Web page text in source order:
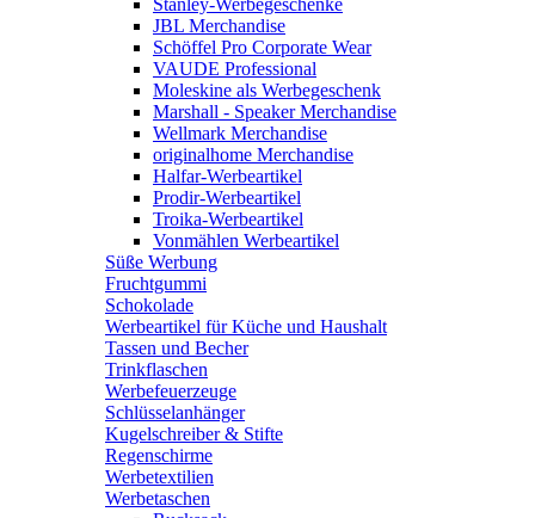
Stanley-Werbegeschenke
JBL Merchandise
Schöffel Pro Corporate Wear
VAUDE Professional
Moleskine als Werbegeschenk
Marshall - Speaker Merchandise
Wellmark Merchandise
originalhome Merchandise
Halfar-Werbeartikel
Prodir-Werbeartikel
Troika-Werbeartikel
Vonmählen Werbeartikel
Süße Werbung
Fruchtgummi
Schokolade
Werbeartikel für Küche und Haushalt
Tassen und Becher
Trinkflaschen
Werbefeuerzeuge
Schlüsselanhänger
Kugelschreiber & Stifte
Regenschirme
Werbetextilien
Werbetaschen